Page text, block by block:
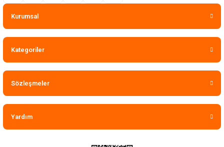
Kurumsal
Kategoriler
Sözleşmeler
Yardım